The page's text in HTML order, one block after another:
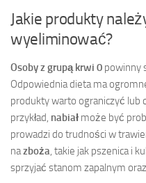
Jakie produkty
wyeliminować?
Osoby z grupą krwi 0 powinny
Odpowiednia dieta ma
produkty warto ograniczyć lub
przykład, nabiał może być
prowadzi do trudności w
nazboża, takie jak pszenica i
sprzyjać stanom zapalnym